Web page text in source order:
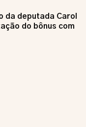
da deputada Carol
do bônus com